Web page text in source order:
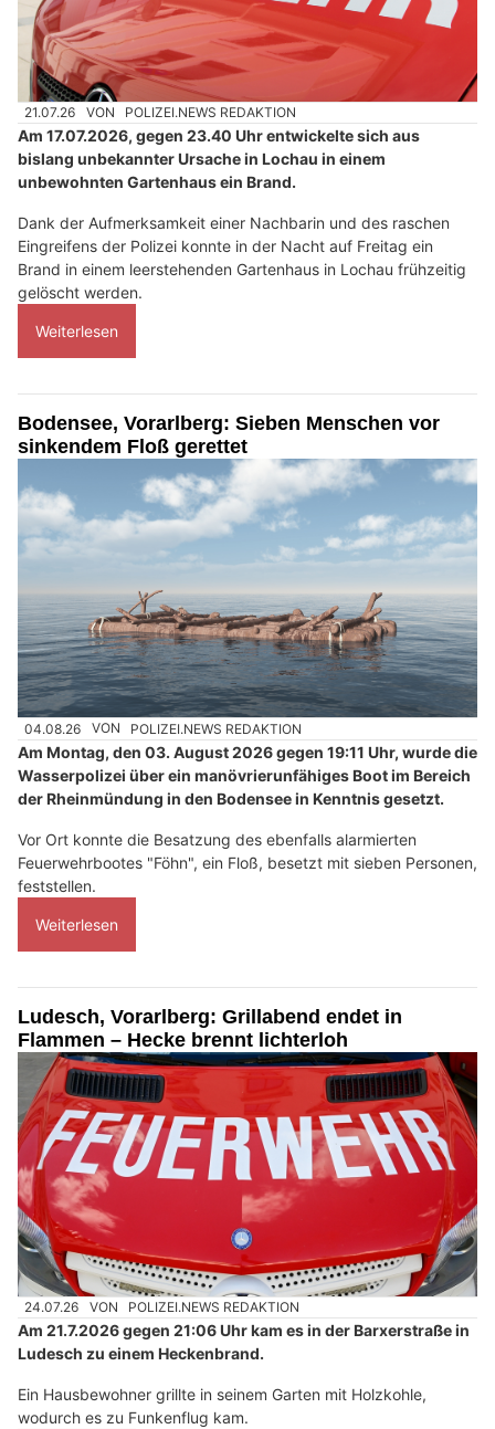
21.07.26 VON POLIZEI.NEWS REDAKTION
Am 17.07.2026, gegen 23.40 Uhr entwickelte sich aus
bislang unbekannter Ursache in Lochau in einem
unbewohnten Gartenhaus ein Brand.
Dank der Aufmerksamkeit einer Nachbarin und des raschen
Eingreifens der Polizei konnte in der Nacht auf Freitag ein
Brand in einem leerstehenden Gartenhaus in Lochau frühzeitig
gelöscht werden.
Weiterlesen
Bodensee, Vorarlberg: Sieben Menschen vor
sinkendem Floß gerettet
04.08.26 VON POLIZEI.NEWS REDAKTION
Am Montag, den 03. August 2026 gegen 19:11 Uhr, wurde die
Wasserpolizei über ein manövrierunfähiges Boot im Bereich
der Rheinmündung in den Bodensee in Kenntnis gesetzt.
Vor Ort konnte die Besatzung des ebenfalls alarmierten
Feuerwehrbootes "Föhn", ein Floß, besetzt mit sieben Personen,
feststellen.
Weiterlesen
Ludesch, Vorarlberg: Grillabend endet in
Flammen – Hecke brennt lichterloh
24.07.26 VON POLIZEI.NEWS REDAKTION
Am 21.7.2026 gegen 21:06 Uhr kam es in der Barxerstraße in
Ludesch zu einem Heckenbrand.
Ein Hausbewohner grillte in seinem Garten mit Holzkohle,
wodurch es zu Funkenflug kam.